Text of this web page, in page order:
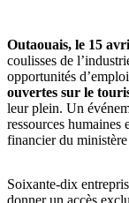
Outaouais, le 15
coulisses de
opportunités
ouvertes sur le
leur plein. Un
ressources
financier du
Soixante-dix
donner un accès